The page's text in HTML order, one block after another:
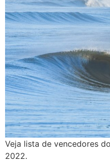
Veja lista de vencedores
2022.